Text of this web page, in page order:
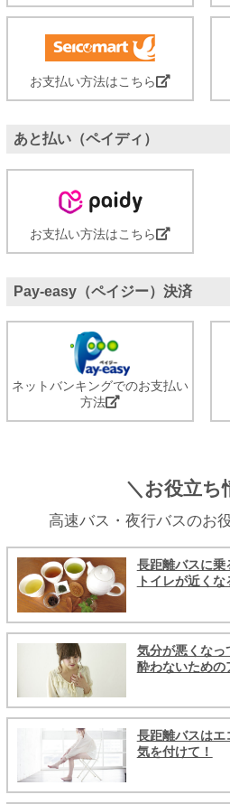
お支払い方法はこちら
あと払い（ペイディ）
お支払い方法はこちら
Pay-easy（ペイジー）決済
ネットバンキングでのお支払い
方法
＼お役立ち
高速バス・夜行バスのお
長距離バスに乗
トイレが近く
気分が悪くなっ
酔わないための
長距離バスはエ
気を付けて！